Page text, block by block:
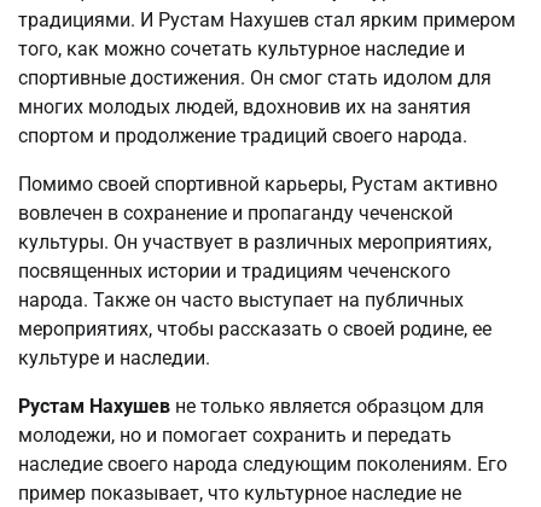
традициями. И Рустам Нахушев стал ярким примером
того, как можно сочетать культурное наследие и
спортивные достижения. Он смог стать идолом для
многих молодых людей, вдохновив их на занятия
спортом и продолжение традиций своего народа.
Помимо своей спортивной карьеры, Рустам активно
вовлечен в сохранение и пропаганду чеченской
культуры. Он участвует в различных мероприятиях,
посвященных истории и традициям чеченского
народа. Также он часто выступает на публичных
мероприятиях, чтобы рассказать о своей родине, ее
культуре и наследии.
Рустам Нахушев не только является образцом для
молодежи, но и помогает сохранить и передать
наследие своего народа следующим поколениям. Его
пример показывает, что культурное наследие не